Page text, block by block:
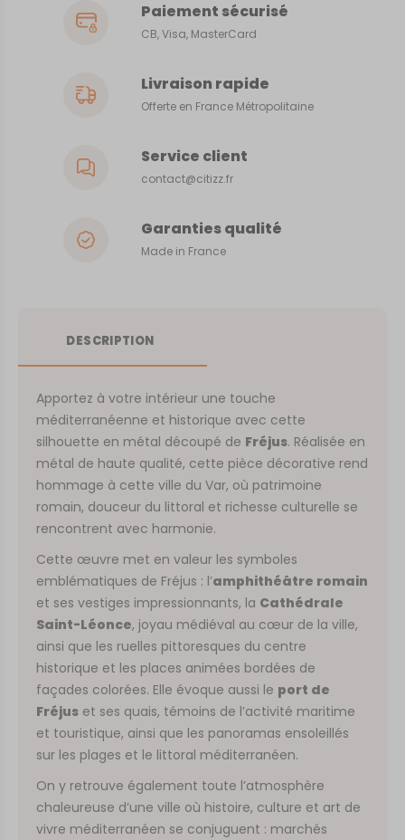
Paiement sécurisé
CB, Visa, MasterCard
Livraison rapide
Offerte en France Métropolitaine
Service client
contact@citizz.fr
Garanties qualité
Made in France
DESCRIPTION
Apportez à votre intérieur une touche
méditerranéenne et historique avec cette
silhouette en métal découpé de Fréjus. Réalisée en
métal de haute qualité, cette pièce décorative rend
hommage à cette ville du Var, où patrimoine
romain, douceur du littoral et richesse culturelle se
rencontrent avec harmonie.
Cette œuvre met en valeur les symboles
emblématiques de Fréjus : l’amphithéâtre romain
et ses vestiges impressionnants, la Cathédrale
Saint-Léonce, joyau médiéval au cœur de la ville,
ainsi que les ruelles pittoresques du centre
historique et les places animées bordées de
façades colorées. Elle évoque aussi le port de
Fréjus et ses quais, témoins de l’activité maritime
et touristique, ainsi que les panoramas ensoleillés
sur les plages et le littoral méditerranéen.
On y retrouve également toute l’atmosphère
chaleureuse d’une ville où histoire, culture et art de
vivre méditerranéen se conjuguent : marchés